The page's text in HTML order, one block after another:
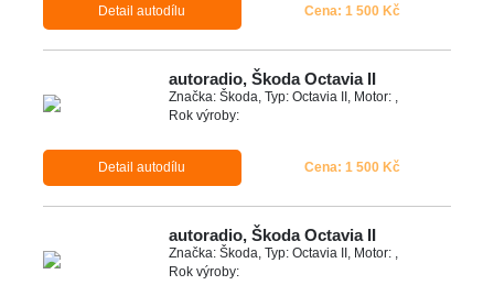
Detail autodílu Cena: 1 500 Kč
autoradio, Škoda Octavia II
Značka: Škoda, Typ: Octavia II, Motor: ,
Rok výroby:
Detail autodílu Cena: 1 500 Kč
autoradio, Škoda Octavia II
Značka: Škoda, Typ: Octavia II, Motor: ,
Rok výroby: